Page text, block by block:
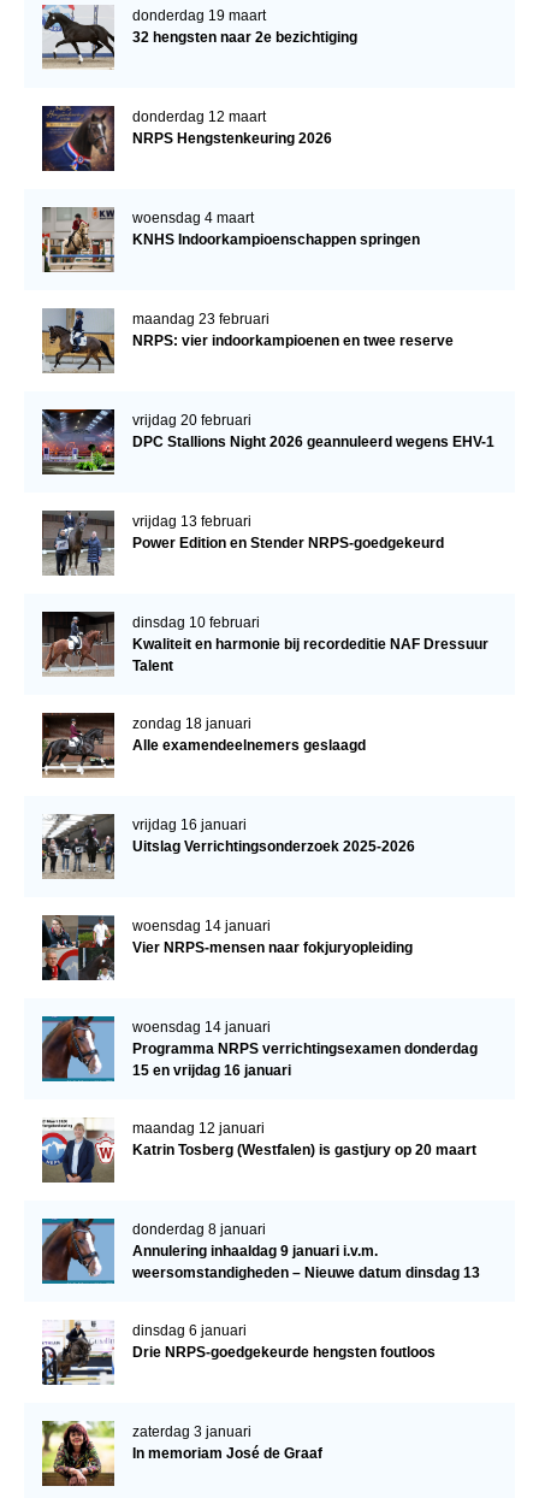
donderdag 19 maart
32 hengsten naar 2e bezichtiging
donderdag 12 maart
NRPS Hengstenkeuring 2026
woensdag 4 maart
KNHS Indoorkampioenschappen springen
maandag 23 februari
NRPS: vier indoorkampioenen en twee reserve
vrijdag 20 februari
DPC Stallions Night 2026 geannuleerd wegens EHV-1
vrijdag 13 februari
Power Edition en Stender NRPS-goedgekeurd
dinsdag 10 februari
Kwaliteit en harmonie bij recordeditie NAF Dressuur
Talent
zondag 18 januari
Alle examendeelnemers geslaagd
vrijdag 16 januari
Uitslag Verrichtingsonderzoek 2025-2026
woensdag 14 januari
Vier NRPS-mensen naar fokjuryopleiding
woensdag 14 januari
Programma NRPS verrichtingsexamen donderdag
15 en vrijdag 16 januari
maandag 12 januari
Katrin Tosberg (Westfalen) is gastjury op 20 maart
donderdag 8 januari
Annulering inhaaldag 9 januari i.v.m.
weersomstandigheden – Nieuwe datum dinsdag 13
dinsdag 6 januari
Drie NRPS-goedgekeurde hengsten foutloos
zaterdag 3 januari
In memoriam José de Graaf